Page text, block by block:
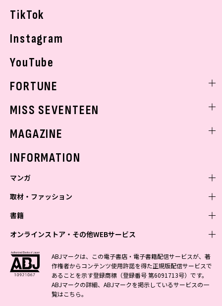
TikTok
Instagram
YouTube
FORTUNE
MISS SEVENTEEN
MAGAZINE
INFORMATION
マンガ
少年マンガ
Vジャンプ
最強ジャンプ
少年ジャンプ+
ジャンプTOON
青年マンガ
ZEBRACK
S-MANGA
集英社ジャンプリミックス
少女マンガ
ZEBRACK
S-MANGA
集英社コミック文庫
女性マンガ
ジャンプTOON
取材・ファッション
ファッション・美容
BAILA
MAQUIA
芸能・情報・スポーツ
週プレNEWS
週プレ グラジャパ!
書籍
文芸・文庫・総合
小説すばる
集英社 文芸ステーション
web 集英社文庫
学芸・ノンフィクション・新書
1日5分で、明日は変わる よみタイ yomitai
集英社学芸部 - 学芸・ノンフィクション
集英社ビジネス書
ライトノベル・ノベライズ
集英社オレンジ文庫
オンラインストア・その他WEBサービス
オンラインストア
OTO
SHUEISHA MANGA-ART HERITAGE
ジャンプキャラクターズストア
その他WEBサービス
集英社アドナビ
ABJマークは、この電子書店・電子書籍配信サービスが、著
作権者からコンテンツ使用許諾を得た正規版配信サービスで
あることを示す登録商標（登録番号 第6091713号）です。
ABJマークの詳細、ABJマークを掲示しているサービスの一
覧はこちら。